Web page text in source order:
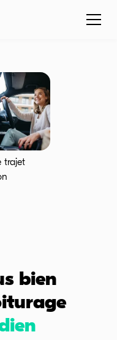
bien